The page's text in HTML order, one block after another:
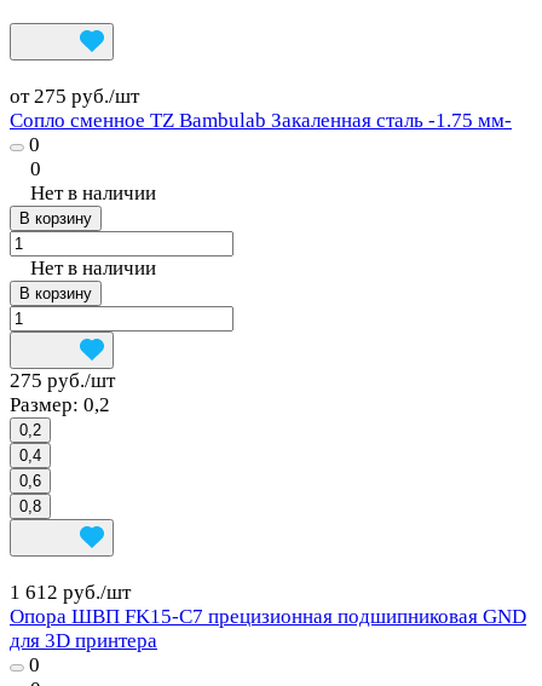
от 275 руб./шт
Сопло сменное TZ Bambulab Закаленная сталь -1.75 мм-
0
0
Нет в наличии
В корзину
Нет в наличии
В корзину
275 руб./шт
Размер: 0,2
0,2
0,4
0,6
0,8
1 612 руб./шт
Опора ШВП FK15-C7 прецизионная подшипниковая GND
для 3D принтера
0